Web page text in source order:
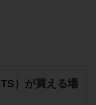
）が買える場